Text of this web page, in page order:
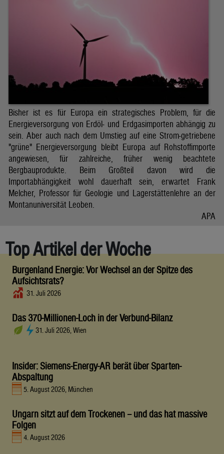
Bisher ist es für Europa ein strategisches Problem, für die
Energieversorgung von Erdöl- und Erdgasimporten abhängig zu
sein. Aber auch nach dem Umstieg auf eine Strom-getriebene
"grüne" Energieversorgung bleibt Europa auf Rohstoffimporte
angewiesen, für zahlreiche, früher wenig beachtete
Bergbauprodukte. Beim Großteil davon wird die
Importabhängigkeit wohl dauerhaft sein, erwartet Frank
Melcher, Professor für Geologie und Lagerstättenlehre an der
Montanuniversität Leoben.
APA
Top Artikel der Woche
Burgenland Energie: Vor Wechsel an der Spitze des
Aufsichtsrats?
31. Juli 2026
Das 370-Millionen-Loch in der Verbund-Bilanz
31. Juli 2026, Wien
Insider: Siemens-Energy-AR berät über Sparten-
Abspaltung
5. August 2026, München
Ungarn sitzt auf dem Trockenen – und das hat massive
Folgen
4. August 2026